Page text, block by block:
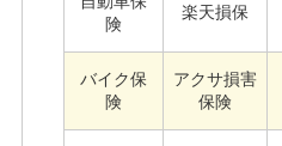
険
楽天損保
バイク保
険
アクサ損害
保険